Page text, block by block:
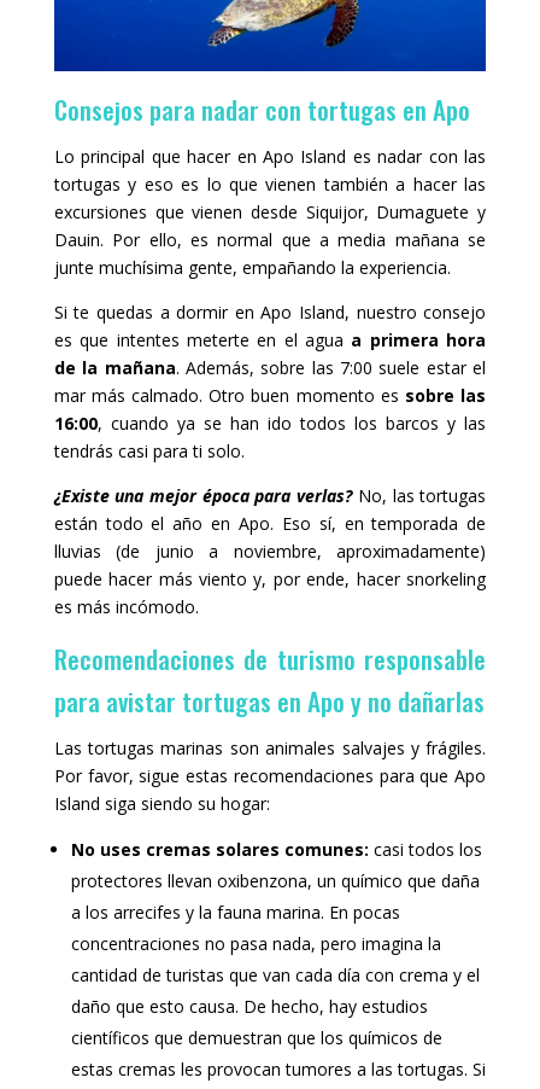
Consejos para nadar con tortugas en Apo
Lo principal que hacer en Apo Island es nadar con las
tortugas y eso es lo que vienen también a hacer las
excursiones que vienen desde Siquijor, Dumaguete y
Dauin. Por ello, es normal que a media mañana se
junte muchísima gente, empañando la experiencia.
Si te quedas a dormir en Apo Island, nuestro consejo
es que intentes meterte en el agua a primera hora
de la mañana. Además, sobre las 7:00 suele estar el
mar más calmado. Otro buen momento es sobre las
16:00, cuando ya se han ido todos los barcos y las
tendrás casi para ti solo.
¿Existe una mejor época para verlas?No, las tortugas
están todo el año en Apo. Eso sí, en temporada de
lluvias (de junio a noviembre, aproximadamente)
puede hacer más viento y, por ende, hacer snorkeling
es más incómodo.
Recomendaciones de turismo responsable
para avistar tortugas en Apo y no dañarlas
Las tortugas marinas son animales salvajes y frágiles.
Por favor, sigue estas recomendaciones para que Apo
Island siga siendo su hogar:
No uses cremas solares comunes: casi todos los
protectores llevan oxibenzona, un químico que daña
a los arrecifes y la fauna marina. En pocas
concentraciones no pasa nada, pero imagina la
cantidad de turistas que van cada día con crema y el
daño que esto causa. De hecho, hay estudios
científicos que demuestran que los químicos de
estas cremas les provocan tumores a las tortugas. Si